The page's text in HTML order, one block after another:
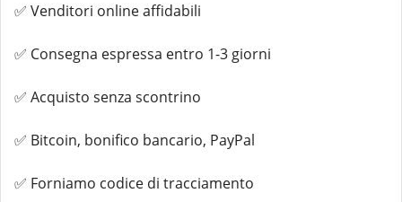
✅ Venditori online affidabili
✅ Consegna espressa entro 1-3 giorni
✅ Acquisto senza scontrino
✅ Bitcoin, bonifico bancario, PayPal
✅ Forniamo codice di tracciamento